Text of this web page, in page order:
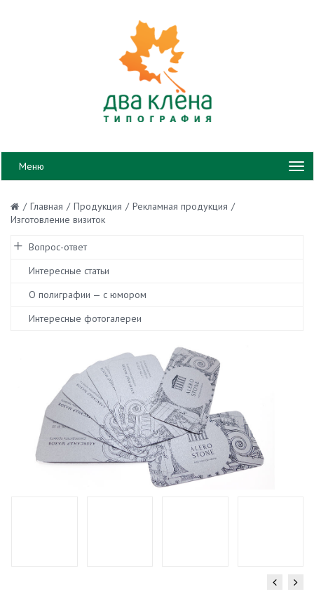
Меню
/ Главная / Продукция / Рекламная продукция /
Изготовление визиток
Вопрос-ответ
Интересные статьи
О полиграфии — с юмором
Интересные фотогалереи